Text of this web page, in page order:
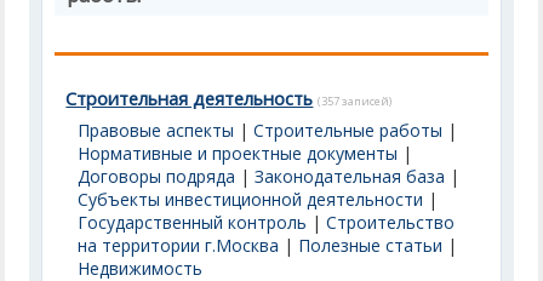
Строительная деятельность (357 записей)
Правовые аспекты |Строительные работы |
Нормативные и проектные документы |
Договоры подряда |Законодательная база |
Субъекты инвестиционной деятельности |
Государственный контроль |Строительство
на территории г.Москва | Полезные статьи |
Недвижимость